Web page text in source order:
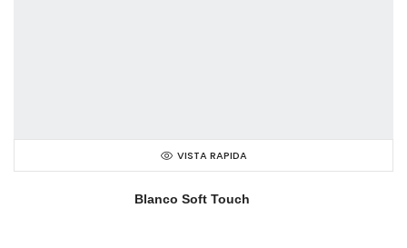
VISTA RAPIDA
Blanco Soft Touch